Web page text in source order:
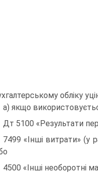
обліку
а) якщо
Дт 5100 «Результати
7499 «Інші витрати» (у
4500 «Інші необоротні